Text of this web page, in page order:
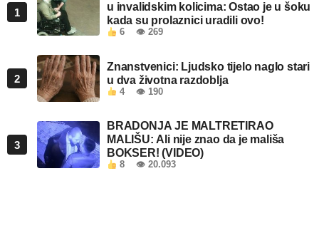
1
u invalidskim kolicima: Ostao je u šoku
kada su prolaznici uradili ovo!
6 👁 269
2
Znanstvenici: Ljudsko tijelo naglo stari
u dva životna razdoblja
4 👁 190
3
BRADONJA JE MALTRETIRAO
MALIŠU: Ali nije znao da je mališa
BOKSER! (VIDEO)
8 👁 20.093